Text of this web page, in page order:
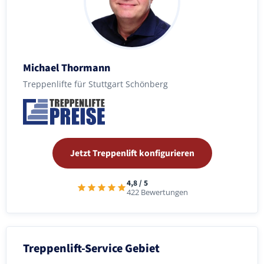
Michael Thormann
Treppenlifte für Stuttgart Schönberg
Jetzt Treppenlift konfigurieren
4,8 / 5
422 Bewertungen
Treppenlift-Service Gebiet